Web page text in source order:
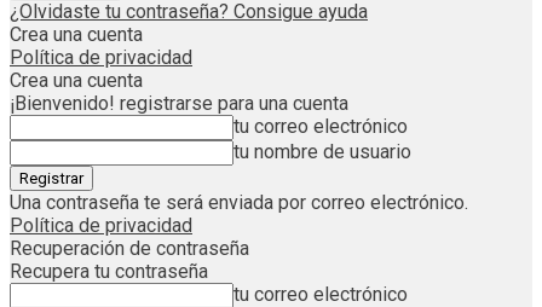
¿Olvidaste tu contraseña? Consigue ayuda
Crea una cuenta
Política de privacidad
Crea una cuenta
¡Bienvenido! registrarse para una cuenta
tu correo electrónico
tu nombre de usuario
Una contraseña te será enviada por correo electrónico.
Política de privacidad
Recuperación de contraseña
Recupera tu contraseña
tu correo electrónico